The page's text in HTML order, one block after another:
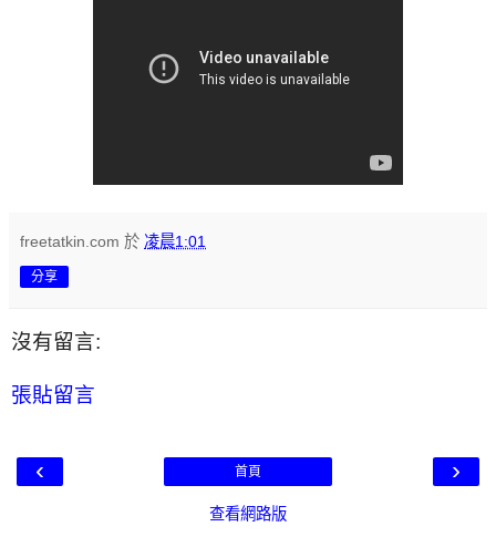
freetatkin.com 於 凌晨1:01
分享
沒有留言:
張貼留言
‹ ›
首頁
查看網路版